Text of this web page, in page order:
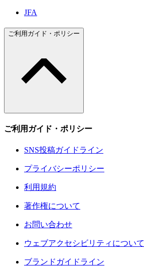
JFA
ご利用ガイド・ポリシー
ご利用ガイド・ポリシー
SNS投稿ガイドライン
プライバシーポリシー
利用規約
著作権について
お問い合わせ
ウェブアクセシビリティについて
ブランドガイドライン